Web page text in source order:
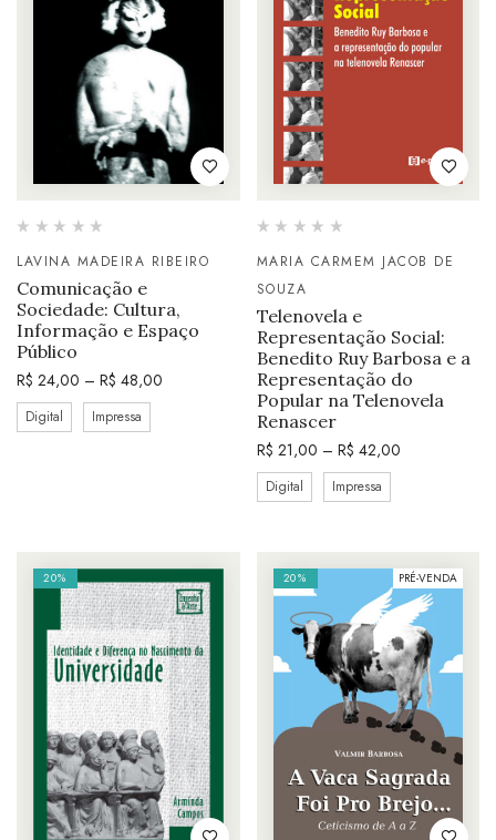
LAVINA MADEIRA RIBEIRO
Comunicação e
Sociedade: Cultura,
Informação e Espaço
Público
R$ 24,00 – R$ 48,00
Digital Impressa
MARIA CARMEM JACOB DE
SOUZA
Telenovela e
Representação Social:
Benedito Ruy Barbosa e a
Representação do
Popular na Telenovela
Renascer
R$ 21,00 – R$ 42,00
Digital Impressa
20% 20% PRÉ-VENDA